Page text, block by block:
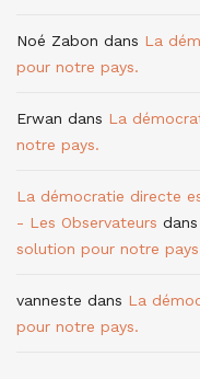
Noé Zabon dans La
pour notre pays.
Erwan dans La
notre pays.
La démocratie directe
- Les Observateurs dans
solution pour notre
vanneste dans La
pour notre pays.